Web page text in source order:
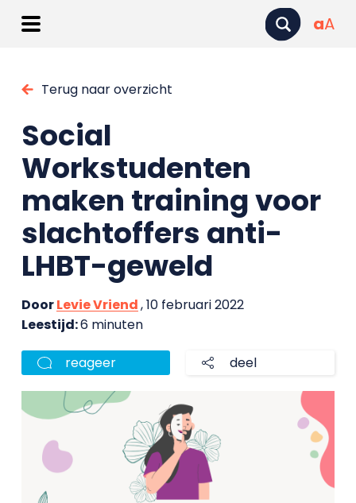
aA
Terug naar overzicht
Social
Workstudenten
maken training voor
slachtoffers anti-
LHBT-geweld
DoorLevie Vriend, 10 februari 2022
Leestijd:6 minuten
reageer deel